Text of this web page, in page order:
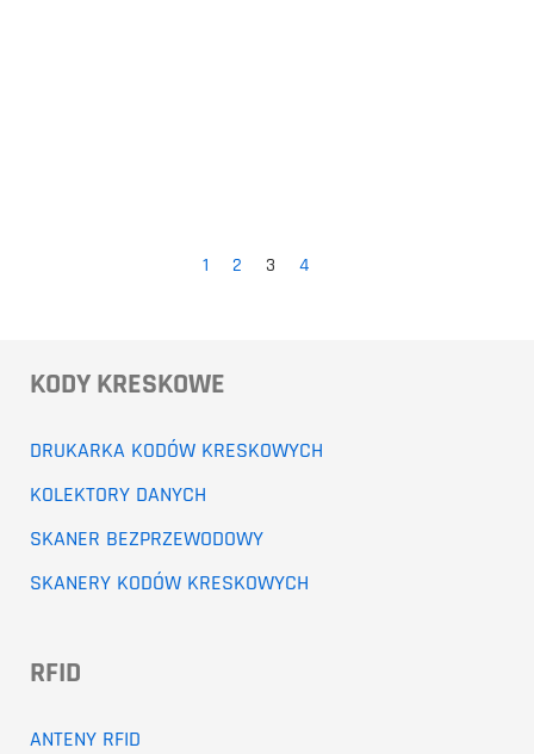
1 2 3 4
KODY KRESKOWE
DRUKARKA KODÓW KRESKOWYCH
KOLEKTORY DANYCH
SKANER BEZPRZEWODOWY
SKANERY KODÓW KRESKOWYCH
RFID
ANTENY RFID